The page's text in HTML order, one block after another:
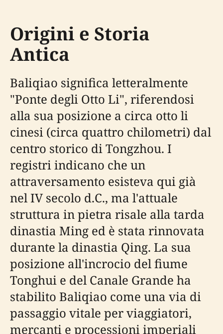
Origini e Storia
Antica
Baliqiao significa letteralmente
"Ponte degli Otto Li", riferendosi
alla sua posizione a circa otto li
cinesi (circa quattro chilometri) dal
centro storico di Tongzhou. I
registri indicano che un
attraversamento esisteva qui già
nel IV secolo d.C., ma l'attuale
struttura in pietra risale alla tarda
dinastia Ming ed è stata rinnovata
durante la dinastia Qing. La sua
posizione all'incrocio del fiume
Tonghui e del Canale Grande ha
stabilito Baliqiao come una via di
passaggio vitale per viaggiatori,
mercanti e processioni imperiali